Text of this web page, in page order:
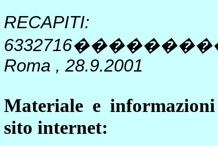
RECAPITI:
6332716
Roma , 28.9.2001
Materiale e
sito internet: